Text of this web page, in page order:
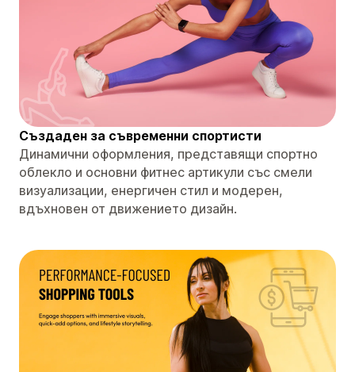
Създаден за съвременни спортисти
Динамични оформления, представящи спортно
облекло и основни фитнес артикули със смели
визуализации, енергичен стил и модерен,
вдъхновен от движението дизайн.